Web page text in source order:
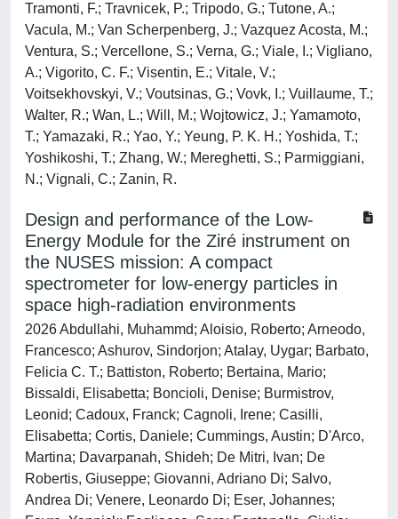
Tramonti, F.; Travnicek, P.; Tripodo, G.; Tutone, A.;
Vacula, M.; Van Scherpenberg, J.; Vazquez Acosta, M.;
Ventura, S.; Vercellone, S.; Verna, G.; Viale, I.; Vigliano,
A.; Vigorito, C. F.; Visentin, E.; Vitale, V.;
Voitsekhovskyi, V.; Voutsinas, G.; Vovk, I.; Vuillaume, T.;
Walter, R.; Wan, L.; Will, M.; Wojtowicz, J.; Yamamoto,
T.; Yamazaki, R.; Yao, Y.; Yeung, P. K. H.; Yoshida, T.;
Yoshikoshi, T.; Zhang, W.; Mereghetti, S.; Parmiggiani,
N.; Vignali, C.; Zanin, R.
Design and performance of the Low-
Energy Module for the Ziré instrument on
the NUSES mission: A compact
spectrometer for low-energy particles in
space high-radiation environments
2026 Abdullahi, Muhammd; Aloisio, Roberto; Arneodo,
Francesco; Ashurov, Sindorjon; Atalay, Uygar; Barbato,
Felicia C. T.; Battiston, Roberto; Bertaina, Mario;
Bissaldi, Elisabetta; Boncioli, Denise; Burmistrov,
Leonid; Cadoux, Franck; Cagnoli, Irene; Casilli,
Elisabetta; Cortis, Daniele; Cummings, Austin; D'Arco,
Martina; Davarpanah, Shideh; De Mitri, Ivan; De
Robertis, Giuseppe; Giovanni, Adriano Di; Salvo,
Andrea Di; Venere, Leonardo Di; Eser, Johannes;